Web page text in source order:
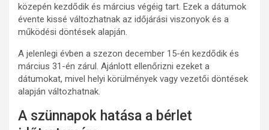
közepén kezdődik és március végéig tart. Ezek a dátumok
évente kissé változhatnak az időjárási viszonyok és a
működési döntések alapján.
A jelenlegi évben a szezon december 15-én kezdődik és
március 31-én zárul. Ajánlott ellenőrizni ezeket a
dátumokat, mivel helyi körülmények vagy vezetői döntések
alapján változhatnak.
A szünnapok hatása a bérlet